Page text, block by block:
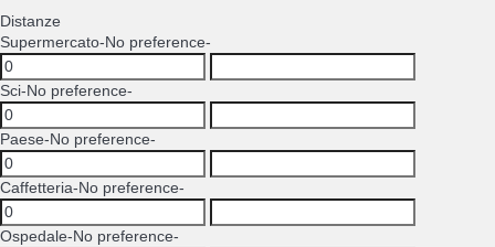
Distanze
Supermercato-No preference-
Sci-No preference-
Paese-No preference-
Caffetteria-No preference-
Ospedale-No preference-